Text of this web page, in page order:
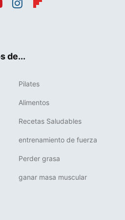
de...
Pilates
Alimentos
Recetas Saludables
entrenamiento de fuerza
Perder grasa
ganar masa muscular